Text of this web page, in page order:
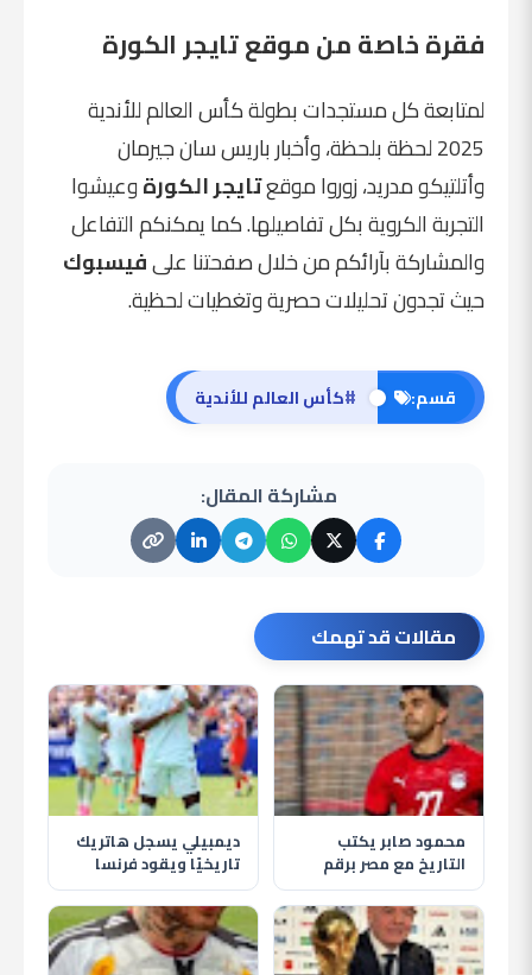
فقرة خاصة من موقع تايجر الكورة
لمتابعة كل مستجدات بطولة كأس العالم للأندية
2025 لحظة بلحظة، وأخبار باريس سان جيرمان
وأتلتيكو مدريد، زوروا موقعتايجر الكورةوعيشوا
التجربة الكروية بكل تفاصيلها. كما يمكنكم التفاعل
والمشاركة بآرائكم من خلال صفحتنا علىفيسبوك
حيث تجدون تحليلات حصرية وتغطيات لحظية.
قسم: #كأس العالم للأندية
مشاركة المقال:
مقالات قد تهمك
محمود صابر يكتب
التاريخ مع مصر برقم
قياسي عالمي ويقود
الفراعنة لإنجاز جديد
بالمونديال
ديمبيلي يسجل هاتريك
تاريخيًا ويقود فرنسا
لاكتساح النرويج في
كأس العالم 2026